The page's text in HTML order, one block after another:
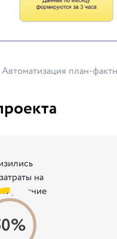
Автоматизация план-
на